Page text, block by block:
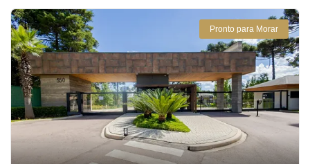
Pronto para Morar